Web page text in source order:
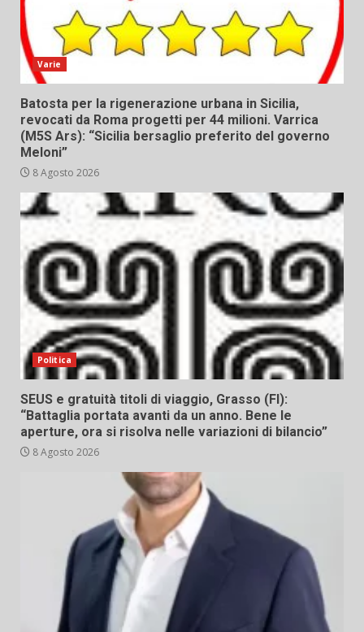
Varie
Batosta per la rigenerazione urbana in Sicilia,
revocati da Roma progetti per 44 milioni. Varrica
(M5S Ars): “Sicilia bersaglio preferito del governo
Meloni”
8 Agosto 2026
Politica
SEUS e gratuità titoli di viaggio, Grasso (FI):
“Battaglia portata avanti da un anno. Bene le
aperture, ora si risolva nelle variazioni di bilancio”
8 Agosto 2026